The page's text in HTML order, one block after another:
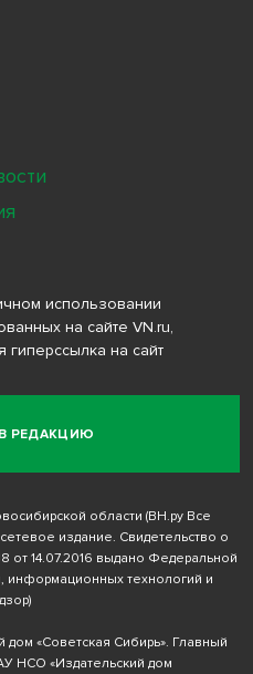
РЕДАКЦИЮ
использовании
на сайте VN.ru,
гиперссылка на сайт
области (ВН.ру Все
издание. Свидетельство о
14.07.2016 выдано Федеральной
информационных технологий и
«Советская Сибирь». Главный
НСО «Издательский дом